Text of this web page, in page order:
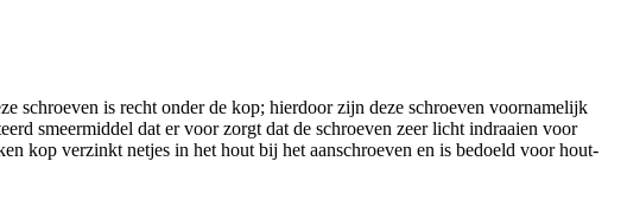
is recht onder de kop; hierdoor zijn deze schroeven voornamelijk
smeermiddel dat er voor zorgt dat de schroeven zeer licht indraaien voor
kop verzinkt netjes in het hout bij het aanschroeven en is bedoeld voor hout-